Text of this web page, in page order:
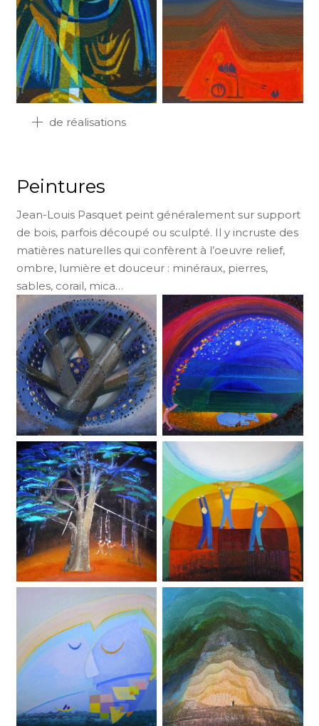
de réalisations
Peintures
Jean-Louis Pasquet peint généralement sur support
de bois, parfois découpé ou sculpté. Il y incruste des
matières naturelles qui confèrent à l’oeuvre relief,
ombre, lumière et douceur : minéraux, pierres,
sables, corail, mica…